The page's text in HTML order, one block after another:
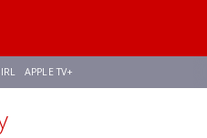
APPLE TV+
TREK